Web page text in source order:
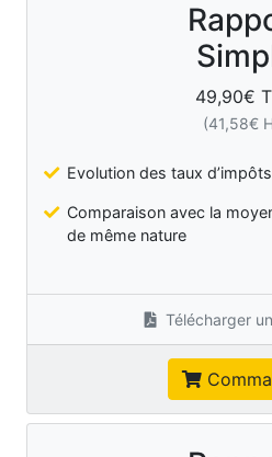
49,90€
(41,58€
Evolution des taux
Comparaison avec la
de même nature
Télécharger